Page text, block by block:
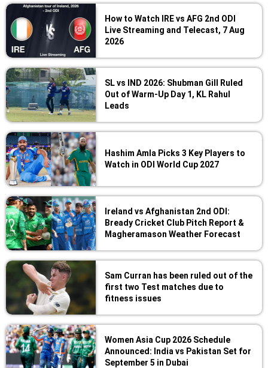
How to Watch IRE vs AFG 2nd ODI
Live Streaming and Telecast, 7 Aug
2026
SL vs IND 2026: Shubman Gill Ruled
Out of Warm-Up Day 1, KL Rahul
Leads
Hashim Amla Picks 3 Key Players to
Watch in ODI World Cup 2027
Ireland vs Afghanistan 2nd ODI:
Bready Cricket Club Pitch Report &
Magheramason Weather Forecast
Sam Curran has been ruled out of the
first two Test matches due to
fitness issues
Women Asia Cup 2026 Schedule
Announced: India vs Pakistan Set for
September 5 in Dubai